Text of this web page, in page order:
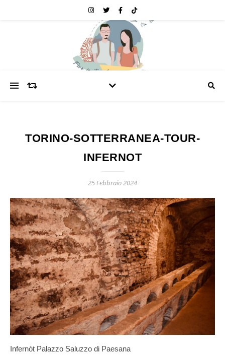
TORINO-SOTTERRANEA-TOUR-
INFERNOT
25 Febbraio 2024
Infernòt Palazzo Saluzzo di Paesana